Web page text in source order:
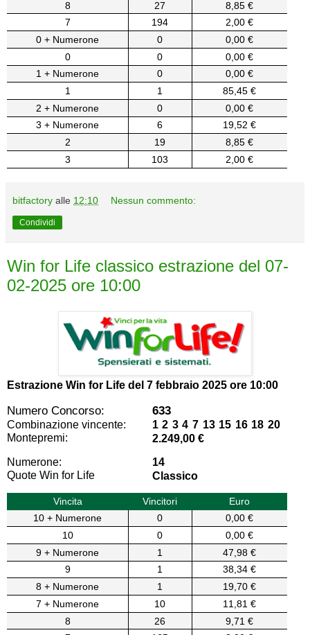
8 27
8,85 €
7
194
2,00 €
0 + Numerone
0
0,00 €
0
0
0,00 €
1 + Numerone
0
0,00 €
1
1
85,45 €
2 + Numerone
0
0,00 €
3 + Numerone
6
19,52 €
2
19
8,85 €
3
103 2,00 €
bitfactory alle 12:10 Nessun commento:
Condividi
Win for Life classico estrazione del 07-
02-2025 ore 10:00
Estrazione Win for Life del 7 febbraio 2025 ore 10:00
Numero Concorso: 633
Combinazione vincente:
1 2 3 4 7 13 15 16 18 20
Montepremi:
2.249,00 €
Numerone:
14
Quote Win for Life
Classico
Vincita Vincitori
Euro
10 + Numerone
0
0,00 €
10
0
0,00 €
9 + Numerone
1
47,98 €
9
1
38,34 €
8 + Numerone
1
19,70 €
7 + Numerone
10
11,81 €
8
26
9,71 €